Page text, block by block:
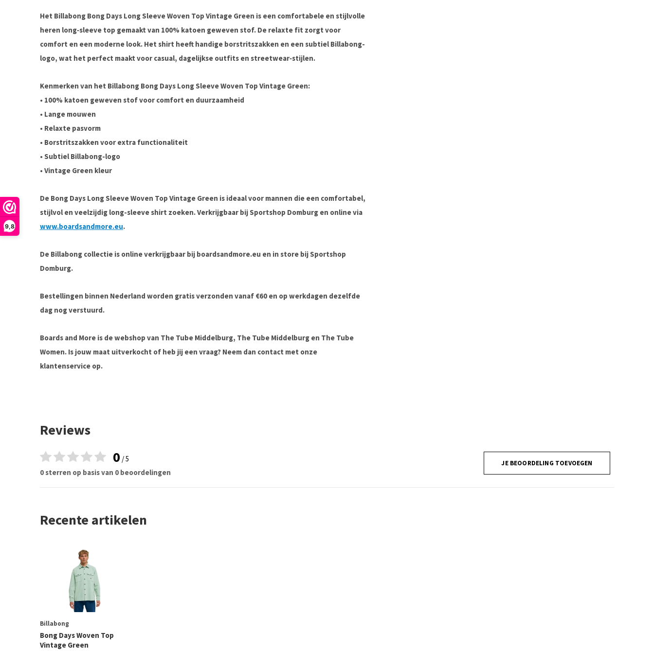
9,8
Het Billabong Bong Days Long Sleeve Woven Top Vintage Green is een comfortabele en stijlvolle
heren long‑sleeve top gemaakt van 100% katoen geweven stof. De relaxte fit zorgt voor
comfort en een moderne look. Het shirt heeft handige borstritszakken en een subtiel Billabong-
logo, wat het perfect maakt voor casual, dagelijkse outfits en streetwear‑stijlen.
Kenmerken van het Billabong Bong Days Long Sleeve Woven Top Vintage Green:
• 100% katoen geweven stofvoor comfort en duurzaamheid
• Lange mouwen
• Relaxte pasvorm
• Borstritszakken voor extra functionaliteit
• Subtiel Billabong-logo
• Vintage Green kleur
De Bong Days Long Sleeve Woven Top Vintage Green is ideaal voor mannen die een comfortabel,
stijlvol en veelzijdig long-sleeve shirt zoeken. Verkrijgbaar bijSportshop Domburg en online via
www.boardsandmore.eu.
De Billabong collectie is online verkrijgbaar bij boardsandmore.eu en in store bij Sportshop
Domburg.
Bestellingen binnen Nederland worden gratis verzonden vanaf €60 en op werkdagen dezelfde
dag nog verstuurd.
Boards and More is de webshop van The Tube Middelburg, The Tube Middelburg en The Tube
Women. Is jouw maat uitverkocht of heb jij een vraag? Neem dan contact met onze
klantenservice op.
Reviews
0 / 5
0 sterren op basis van 0 beoordelingen
JE BEOORDELING TOEVOEGEN
Recente artikelen
Billabong
Bong Days Woven Top
Vintage Green